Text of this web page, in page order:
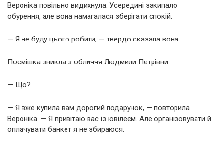
Вероніка повільно видихнула. Усередині закипало
обурення, але вона намагалася зберігати спокій.
— Я не буду цього робити, — твердо сказала вона.
Посмішка зникла з обличчя Людмили Петрівни.
— Що?
— Я вже купила вам дорогий подарунок, — повторила
Вероніка. — Я привітаю вас із ювілеєм. Але організовувати й
оплачувати банкет я не збираюся.